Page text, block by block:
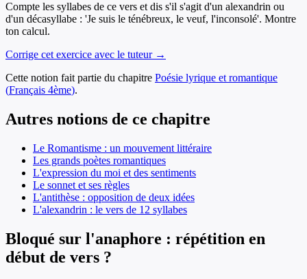
Compte les syllabes de ce vers et dis s'il s'agit d'un alexandrin ou
d'un décasyllabe : 'Je suis le ténébreux, le veuf, l'inconsolé'. Montre
ton calcul.
Corrige cet exercice avec le tuteur →
Cette notion fait partie du chapitre Poésie lyrique et romantique
(Français 4ème).
Autres notions de ce chapitre
Le Romantisme : un mouvement littéraire
Les grands poètes romantiques
L'expression du moi et des sentiments
Le sonnet et ses règles
L'antithèse : opposition de deux idées
L'alexandrin : le vers de 12 syllabes
Bloqué sur l'anaphore : répétition en
début de vers ?